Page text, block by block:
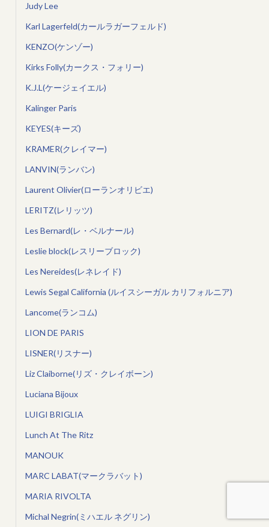
Judy Lee
Karl Lagerfeld(カールラガーフェルド)
KENZO(ケンゾー)
Kirks Folly(カークス・フォリー)
K.J.L(ケージェイエル)
Kalinger Paris
KEYES(キーズ)
KRAMER(クレイマー)
LANVIN(ランバン)
Laurent Olivier(ローランオリビエ)
LERITZ(レリッツ)
Les Bernard(レ・ベルナール)
Leslie block(レスリーブロック)
Les Nereides(レネレイド)
Lewis Segal California (ルイスシーガル カリフォルニア)
Lancome(ランコム)
LION DE PARIS
LISNER(リスナー)
Liz Claiborne(リズ・クレイボーン)
Luciana Bijoux
LUIGI BRIGLIA
Lunch At The Ritz
MANOUK
MARC LABAT(マークラバット)
MARIA RIVOLTA
Michal Negrin(ミハエル ネグリン)